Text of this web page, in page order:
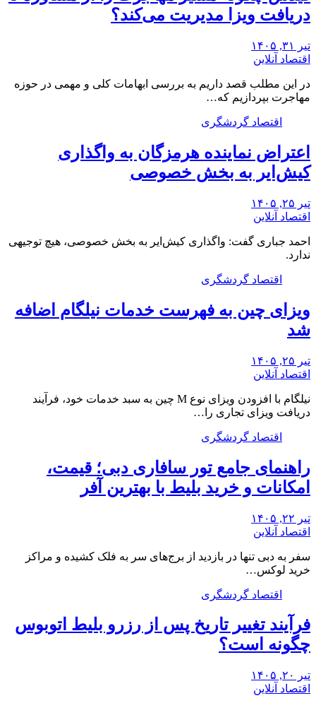
دریافت ویزا مدیریت می‌کند؟
تیر ۳۱, ۱۴۰۵
اقتصاد آنلاین
در این مطلب قصد داریم به بررسی ابهامات کلی و مهمی در حوزه
مهاجرت بپردازیم که…
اقتصاد گردشگری
اعتراض نماینده هرمزگان به واگذاری
کیش‌ایر به بخش خصوصی
تیر ۲۵, ۱۴۰۵
اقتصاد آنلاین
احمد جباری گفت: واگذاری کیش‌ایر به بخش خصوصی، هیچ توجیهی
ندارد.
اقتصاد گردشگری
ویزای چین به فهرست خدمات نیلگام اضافه
شد
تیر ۲۵, ۱۴۰۵
اقتصاد آنلاین
نیلگام با افزودن ویزای نوع M چین به سبد خدمات خود، فرآیند
دریافت ویزای تجاری را…
اقتصاد گردشگری
راهنمای جامع تور سافاری دبی؛ قیمت،
امکانات و خرید بلیط با بهترین آفر
تیر ۲۲, ۱۴۰۵
اقتصاد آنلاین
سفر به دبی تنها در بازدید از برج‌های سر به فلک کشیده و مراکز
خرید لوکس…
اقتصاد گردشگری
فرآیند تغییر تاریخ پس از رزرو بلیط اتوبوس
چگونه است؟
تیر ۲۰, ۱۴۰۵
اقتصاد آنلاین